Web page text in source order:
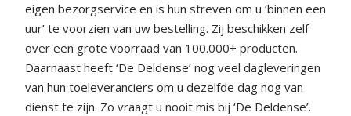
eigen bezorgservice en is hun streven om u ‘binnen een
uur’ te voorzien van uw bestelling. Zij beschikken zelf
over een grote voorraad van 100.000+ producten.
Daarnaast heeft ‘De Deldense’ nog veel dagleveringen
van hun toeleveranciers om u dezelfde dag nog van
dienst te zijn. Zo vraagt u nooit mis bij ‘De Deldense’.